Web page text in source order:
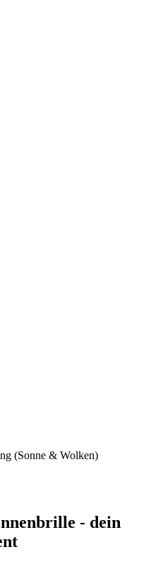
(Sonne & Wolken)
- dein